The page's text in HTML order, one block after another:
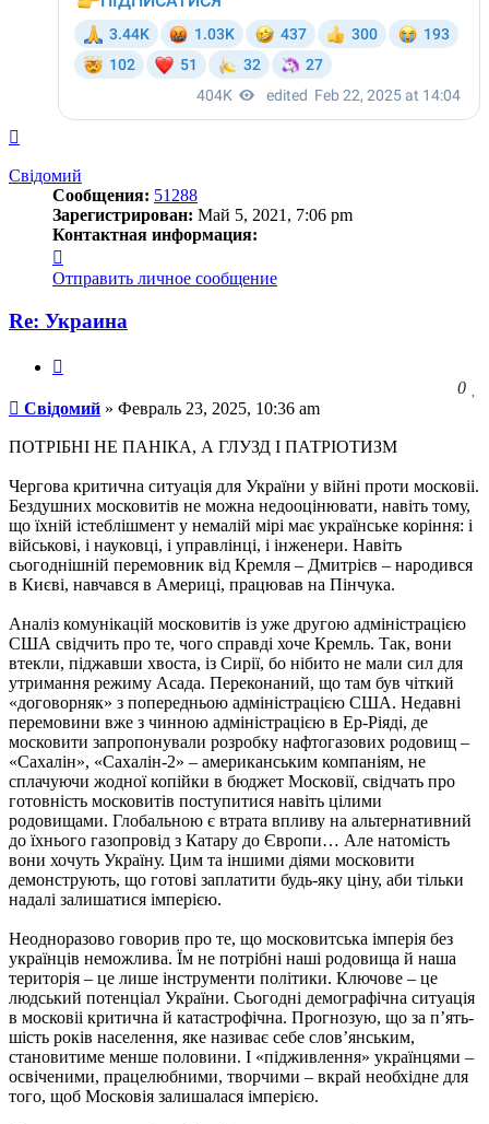
началу
Свідомий
Сообщения: 51288
Зарегистрирован: Май 5, 2021, 7:06 pm
Контактная информация:
информация
пользователя
Отправить личное сообщение
Re: Украина
0
Сообщение
Свідомий » Февраль 23, 2025, 10:36 am
ПОТРІБНІ НЕ ПАНІКА, А ГЛУЗД І ПАТРІОТИЗМ
Чергова критична ситуація для України у війні проти московіі.
Бездушних московитів не можна недооцінювати, навіть тому,
що їхній істеблішмент у немалій мірі має українське коріння: і
військові, і науковці, і управлінці, і інженери. Навіть
сьогоднішній перемовник від Кремля – Дмитрієв – народився
в Києві, навчався в Америці, працював на Пінчука.
Аналіз комунікацій московитів із уже другою адміністрацією
США свідчить про те, чого справді хоче Кремль. Так, вони
втекли, піджавши хвоста, із Сирії, бо нібито не мали сил для
утримання режиму Асада. Переконаний, що там був чіткий
«договорняк» з попередньою адміністрацією США. Недавні
перемовини вже з чинною адміністрацією в Ер-Ріяді, де
московити запропонували розробку нафтогазових родовищ –
«Сахалін», «Сахалін-2» – американським компаніям, не
сплачуючи жодної копійки в бюджет Московії, свідчать про
готовність московитів поступитися навіть цілими
родовищами. Глобальною є втрата впливу на альтернативний
до їхнього газопровід з Катару до Європи… Але натомість
вони хочуть Україну. Цим та іншими діями московити
демонструють, що готові заплатити будь-яку ціну, аби тільки
надалі залишатися імперією.
Неодноразово говорив про те, що московитська імперія без
українців неможлива. Їм не потрібні наші родовища й наша
територія – це лише інструменти політики. Ключове – це
людський потенціал України. Сьогодні демографічна ситуація
в московіі критична й катастрофічна. Прогнозую, що за п’ять-
шість років населення, яке називає себе слов’янським,
становитиме менше половини. І «підживлення» українцями –
освіченими, працелюбними, творчими – вкрай необхідне для
того, щоб Московія залишалася імперією.